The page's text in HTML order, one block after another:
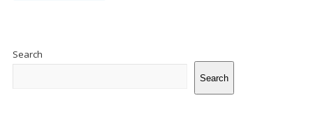
Search
Search